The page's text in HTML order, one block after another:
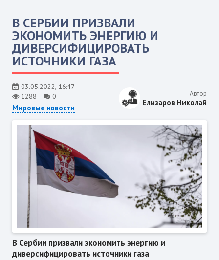
В СЕРБИИ ПРИЗВАЛИ
ЭКОНОМИТЬ ЭНЕРГИЮ И
ДИВЕРСИФИЦИРОВАТЬ
ИСТОЧНИКИ ГАЗА
03.05.2022, 16:47
1288
0
Мировые новости
Автор
Елизаров Николай
В Сербии призвали экономить энергию и
диверсифицировать источники газа